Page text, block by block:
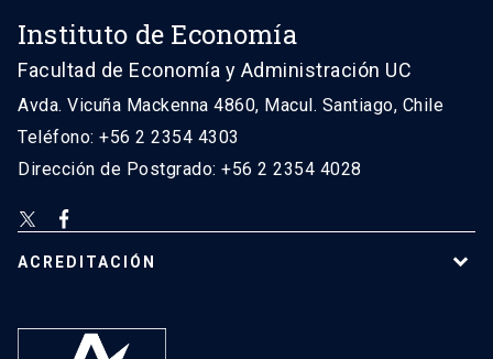
Instituto de Economía
Facultad de Economía y Administración UC
Avda. Vicuña Mackenna 4860, Macul. Santiago, Chile
Teléfono: +56 2 2354 4303
Dirección de Postgrado: +56 2 2354 4028
ACREDITACIÓN